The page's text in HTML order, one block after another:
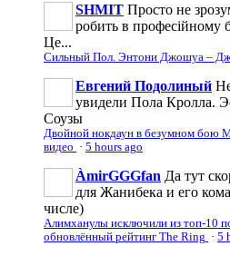
SHMIT Просто не
робить в професійному
Це...
Сильный Пол. Энтони Джошуа –
Евгений Подолиный
увидели Пола Кролла.
Соузы
Двойной нокдаун в безумном бою
видео · 5 hours ago
ÀmirGGGfan Да тут
для Жанибека и его
числе)
Алимханулы исключили из топ-10
обновлённый рейтинг The Ring · 5